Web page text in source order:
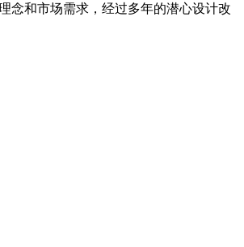
念和市场需求，经过多年的潜心设计改